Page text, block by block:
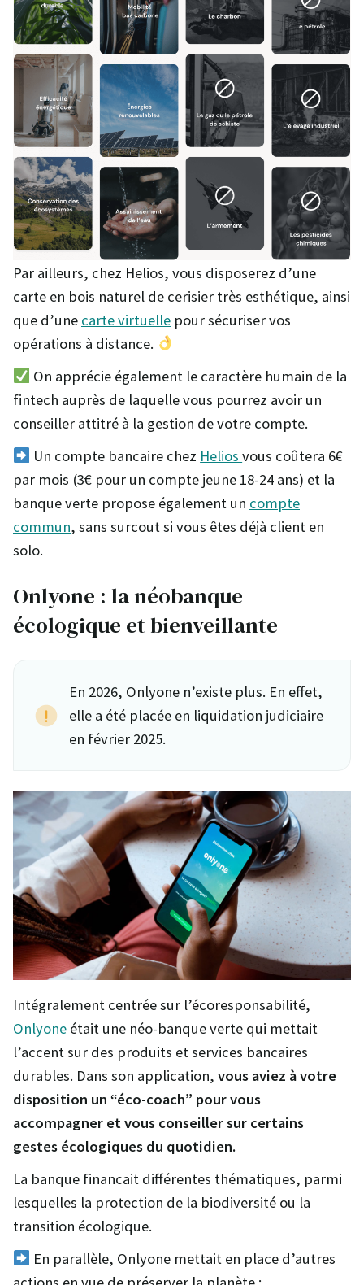
Par ailleurs, chez Helios, vous disposerez d’une
carte en bois naturel de cerisier très esthétique, ainsi
que d’une carte virtuelle pour sécuriser vos
opérations à distance.
On apprécie également le caractère humain de la
fintech auprès de laquelle vous pourrez avoir un
conseiller attitré à la gestion de votre compte.
Un compte bancaire chez Heliosvous coûtera 6€
par mois (3€ pour un compte jeune 18-24 ans) et la
banque verte propose également un compte
commun, sans surcout si vous êtes déjà client en
solo.
Onlyone : la néobanque
écologique et bienveillante
En 2026, Onlyone n’existe plus. En effet,
elle a été placée en liquidation judiciaire
en février 2025.
Intégralement centrée sur l’écoresponsabilité,
Onlyone était une néo-banque verte qui mettait
l’accent sur des produits et services bancaires
durables. Dans son application, vous aviez à votre
disposition un “éco-coach” pour vous
accompagner et vous conseiller sur certains
gestes écologiques du quotidien.
La banque financait différentes thématiques, parmi
lesquelles la protection de la biodiversité ou la
transition écologique.
En parallèle, Onlyone mettait en place d’autres